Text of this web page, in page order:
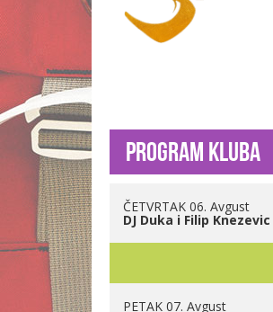
Program kluba
ČETVRTAK 06. Avgust
DJ Duka i Filip Knezevic
PETAK 07. Avgust